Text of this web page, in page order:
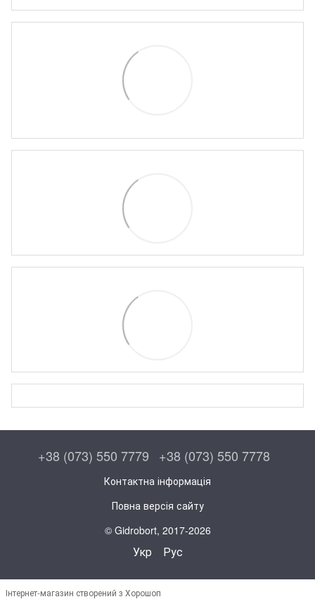
+38 (073) 550 7779 +38 (073) 550 7778
Контактна інформація
Повна версія сайту
© Gidrobort, 2017-2026
Укр Рус
Інтернет-магазин створений з Хорошоп